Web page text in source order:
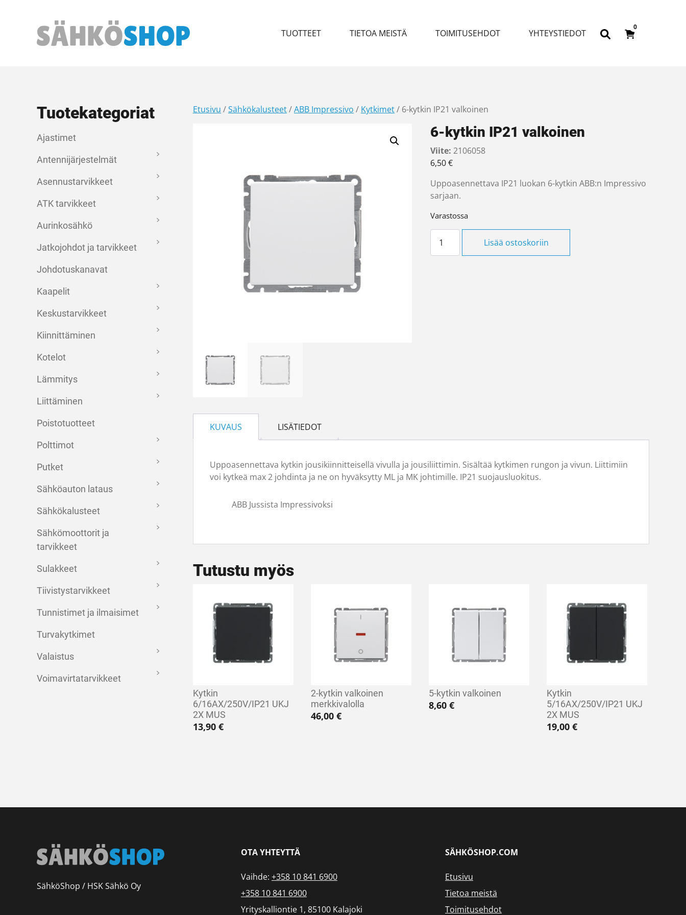
Päävalikko TUOTTEET TIETOA MEISTÄ TOIMITUSEHDOT YHTEYSTIEDOT
0
Tuotekategoriat
Ajastimet
Antennijärjestelmät
Asennustarvikkeet
ATK tarvikkeet
Aurinkosähkö
Jatkojohdot ja tarvikkeet
Johdotuskanavat
Kaapelit
Keskustarvikkeet
Kiinnittäminen
Kotelot
Lämmitys
Liittäminen
Poistotuotteet
Polttimot
Putket
Sähköauton lataus
Sähkökalusteet
Sähkömoottorit ja
tarvikkeet
Sulakkeet
Tiivistystarvikkeet
Tunnistimet ja ilmaisimet
Turvakytkimet
Valaistus
Voimavirtatarvikkeet
Etusivu /Sähkökalusteet/ABB Impressivo / Kytkimet/ 6-kytkin IP21 valkoinen
6-kytkin IP21 valkoinen
Viite: 2106058
6,50€
Uppoasennettava IP21 luokan 6-kytkin ABB:n Impressivo
sarjaan.
Varastossa
Lisää ostoskoriin
KUVAUS LISÄTIEDOT
Uppoasennettava kytkin jousikiinnitteisellä vivulla ja jousiliittimin. Sisältää kytkimen rungon ja vivun. Liittimiin
voi kytkeä max 2 johdinta ja ne on hyväksytty ML ja MK johtimille. IP21 suojausluokitus.
ABB Jussista Impressivoksi
Tutustu myös
Kytkin
6/16AX/250V/IP21 UKJ
2X MUS
13,90 €
2-kytkin valkoinen
merkkivalolla
46,00€
5-kytkin valkoinen
8,60€
Kytkin
5/16AX/250V/IP21 UKJ
2X MUS
19,00€
SähköShop / HSK Sähkö Oy
OTA YHTEYTTÄ
Vaihde: +358 10 841 6900
+358 10 841 6900
Yrityskalliontie 1, 85100 Kalajoki
SÄHKÖSHOP.COM
Etusivu
Tietoa meistä
Toimitusehdot